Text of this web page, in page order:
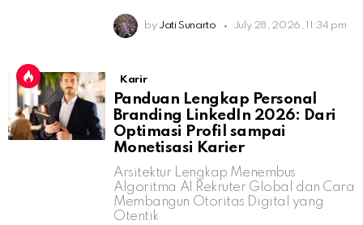
by Jati Sunarto July 28, 2026, 11:34 pm
Karir
Panduan Lengkap Personal
Branding LinkedIn 2026: Dari
Optimasi Profil sampai
Monetisasi Karier
Arsitektur Lengkap Menembus
Algoritma AI Rekruter Global dan Cara
Membangun Otoritas Digital yang
Otentik